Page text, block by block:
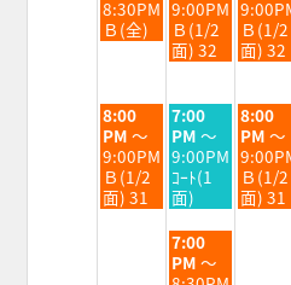
日,
9
月
8:30PM
Ｂ(全)
日,
9
月
2nd
9:00PM
Ｂ(1/2
面) 32
日,
9
月
3rd
Ｂ(1/2
面) 32
火
曜
日,
9
月
1st
8:00
PM ～
9:00PM
Ｂ(1/2
面) 31
水
曜
日,
9
月
2nd
2026
7:00
PM ～
9:00PM
ｺｰﾄ(1
面)
木
曜
日,
9
月
3rd
8:00
PM ～
Ｂ(1/2
面) 31
水
曜
7:00
PM ～